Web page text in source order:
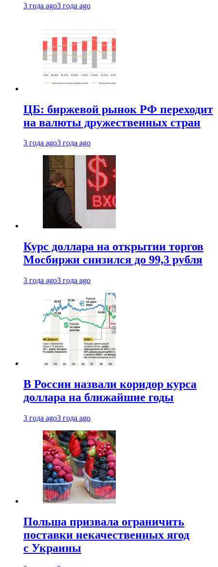
3 года ago3 года ago
ЦБ: биржевой рынок РФ переходит
на валюты дружественных стран
3 года ago3 года ago
Курс доллара на открытии торгов
Мосбиржи снизился до 99,3 рубля
3 года ago3 года ago
В России назвали коридор курса
доллара на ближайшие годы
3 года ago3 года ago
Польша призвала ограничить
поставки некачественных ягод
с Украины